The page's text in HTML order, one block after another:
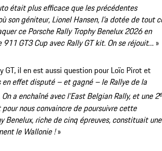
était plus efficace que les précédentes
géniteur, Lionel Hansen, l’a dotée de tout
ce Porsche Rally Trophy Benelux 2026 en
GT3 Cup avec Rally GT kit. On se réjouit… »
GT, il en est aussi question pour Loïc Pirot et
en effet disputé – et gagné – le Rallye de la
On a enchaîné avec l’East Belgian Rally, et une 2e
nous convaincre de poursuivre cette
Benelux, riche de cinq épreuves, constituait une
le Wallonie !»